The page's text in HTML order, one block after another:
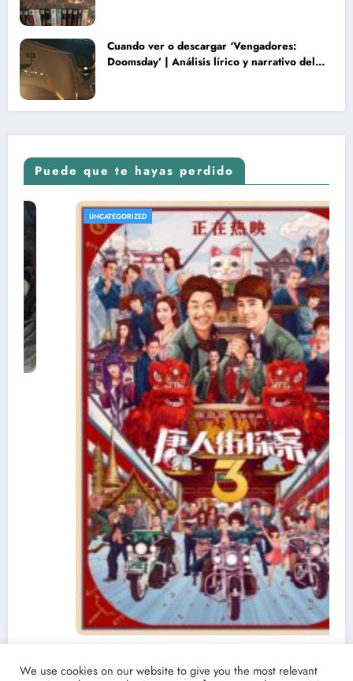
Cuando ver o descargar ‘Vengadores:
Doomsday’ | Análisis lírico y narrativo del
Puede que te hayas perdido
UNCATEGORIZED
Torrent castellano español | La película china
We use cookies on our website to give you the most relevant